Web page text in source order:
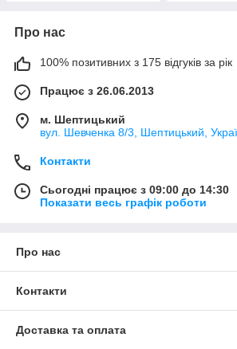
Про нас
100% позитивних з 175 відгуків за рік
Працює з 26.06.2013
м. Шептицький
вул. Шевченка 8/3, Шептицький,
Контакти
Сьогодні працює з 09:00 до 14:30
Показати весь графік роботи
Про нас
Контакти
Доставка та оплата